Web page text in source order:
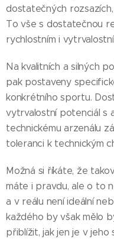
dostatečných
To vše s dostatečnou
rychlostním i
Na kvalitních a silných
pak postaveny
konkrétního sportu.
vytrvalostní potenciál s
technickému arzenálu
toleranci k technickým
Možná si říkáte, že
máte i pravdu, ale o to
a v reálu není ideální
každého by však mělo
přiblížit, jak jen je v